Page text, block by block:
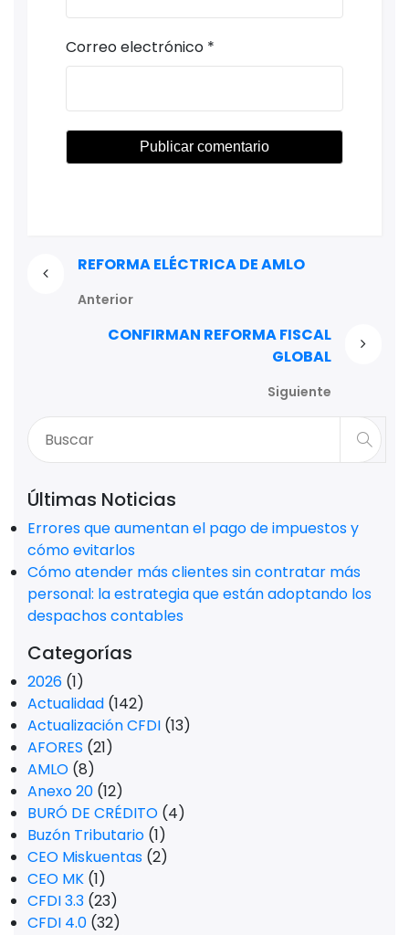
Correo electrónico *
REFORMA ELÉCTRICA DE AMLO
Anterior
CONFIRMAN REFORMA FISCAL
GLOBAL
Siguiente
Últimas Noticias
Errores que aumentan el pago de impuestos y
cómo evitarlos
Cómo atender más clientes sin contratar más
personal: la estrategia que están adoptando los
despachos contables
Categorías
2026 (1)
Actualidad (142)
Actualización CFDI (13)
AFORES (21)
AMLO (8)
Anexo 20 (12)
BURÓ DE CRÉDITO (4)
Buzón Tributario (1)
CEO Miskuentas (2)
CEO MK (1)
CFDI 3.3 (23)
CFDI 4.0 (32)